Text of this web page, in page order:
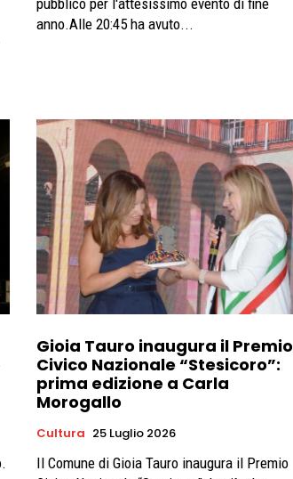
pubblico per l'attesissimo evento di fine
anno.Alle 20:45 ha avuto...
Gioia Tauro inaugura il Premio
Civico Nazionale “Stesicoro”:
prima edizione a Carla
Morogallo
Cultura 25 Luglio 2026
Il Comune di Gioia Tauro inaugura il Premio